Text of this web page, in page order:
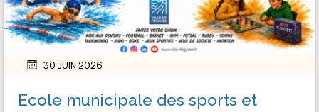
30 JUIN 2026
Ecole municipale des sports et